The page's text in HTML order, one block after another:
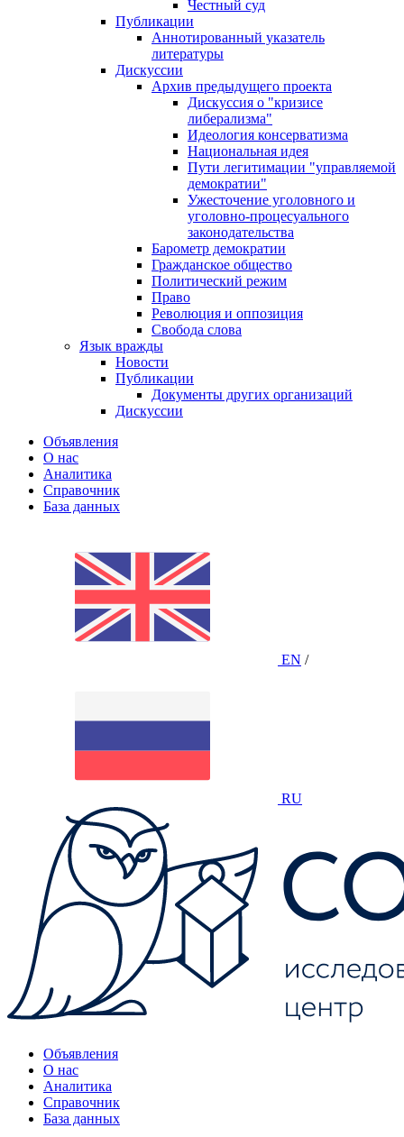
Честный суд
Публикации
Аннотированный указатель
литературы
Дискуссии
Архив предыдущего проекта
Дискуссия о "кризисе
либерализма"
Идеология консерватизма
Национальная идея
Пути легитимации "управляемой
демократии"
Ужесточение уголовного и
уголовно-процесуального
законодательства
Барометр демократии
Гражданское общество
Политический режим
Право
Революция и оппозиция
Свобода слова
Язык вражды
Новости
Публикации
Документы других организаций
Дискуссии
Объявления
О нас
Аналитика
Справочник
База данных
EN /
RU
Объявления
О нас
Аналитика
Справочник
База данных